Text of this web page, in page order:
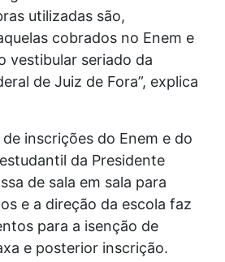
utilizadas são,
cobrados no Enem e
vestibular seriado da
de Juiz de Fora”, explica
inscrições do Enem e do
da Presidente
de sala em sala para
e a direção da escola faz
para a isenção de
e posterior inscrição.